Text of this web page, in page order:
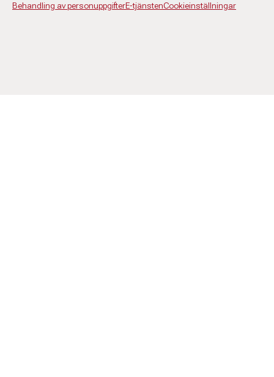
Behandling av personuppgifterE-tjänstenCookieinställningar